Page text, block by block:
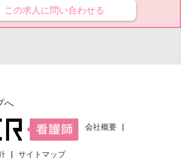
この求人に問い合わせる
へ
会社概要
サイトマップ